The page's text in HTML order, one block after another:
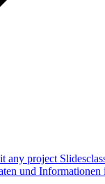
any project
und